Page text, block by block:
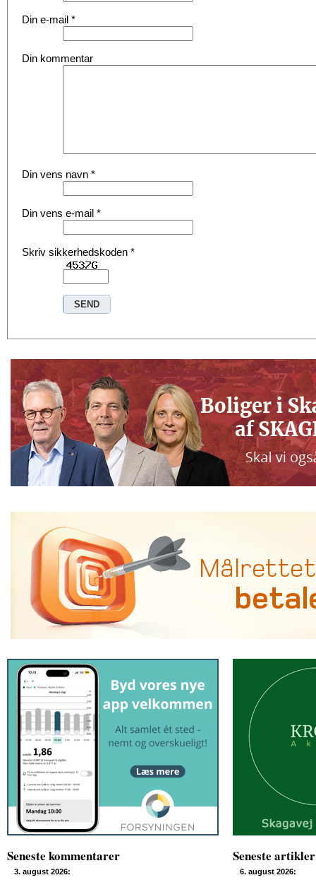
Din e-mail *
Din kommentar
Din vens navn *
Din vens e-mail *
Skriv sikkerhedskoden *
Seneste kommentarer
3. august 2026:
Seneste artikler
6. august 2026: